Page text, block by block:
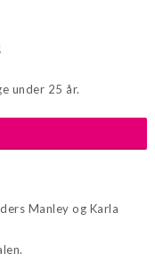
under 25 år.
Manley og Karla